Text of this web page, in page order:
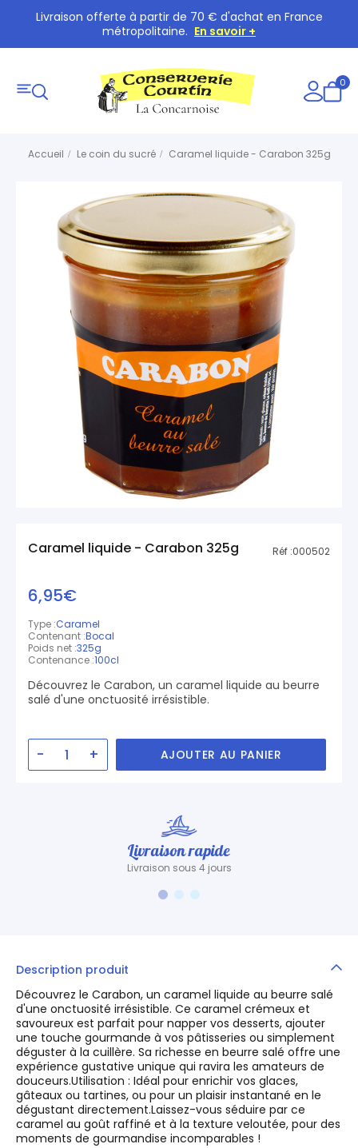
Livraison offerte à partir de 70 € d'achat en France
métropolitaine. En savoir +
0
Accueil Le coin du sucré Caramel liquide - Carabon 325g
Caramel liquide - Carabon 325g Réf :000502
6,95€
Type :Caramel
Contenant :Bocal
Poids net :325g
Contenance :100cl
Découvrez le Carabon, un caramel liquide au beurre
salé d'une onctuosité irrésistible.
- + AJOUTER AU PANIER
Livraison rapide
Livraison sous 4 jours
Description produit
Découvrez le Carabon, un caramel liquide au beurre salé
d'une onctuosité irrésistible. Ce caramel crémeux et
savoureux est parfait pour napper vos desserts, ajouter
une touche gourmande à vos pâtisseries ou simplement
déguster à la cuillère. Sa richesse en beurre salé offre une
expérience gustative unique qui ravira les amateurs de
douceurs.Utilisation : Idéal pour enrichir vos glaces,
gâteaux ou tartines, ou pour un plaisir instantané en le
dégustant directement.Laissez-vous séduire par ce
caramel au goût raffiné et à la texture veloutée, pour des
moments de gourmandise incomparables !